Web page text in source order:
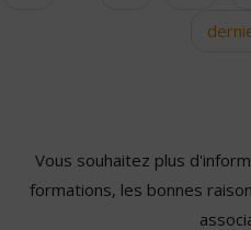
Vous souhaitez plus
formations, les bonnes